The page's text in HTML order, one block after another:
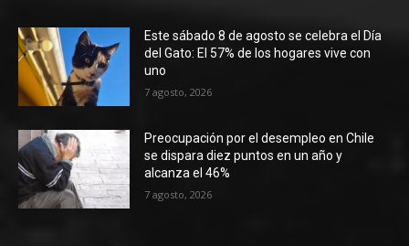
Este sábado 8 de agosto se celebra el Día
del Gato: El 57% de los hogares vive con
uno
7 agosto, 2026
Preocupación por el desempleo en Chile
se dispara diez puntos en un año y
alcanza el 46%
7 agosto, 2026